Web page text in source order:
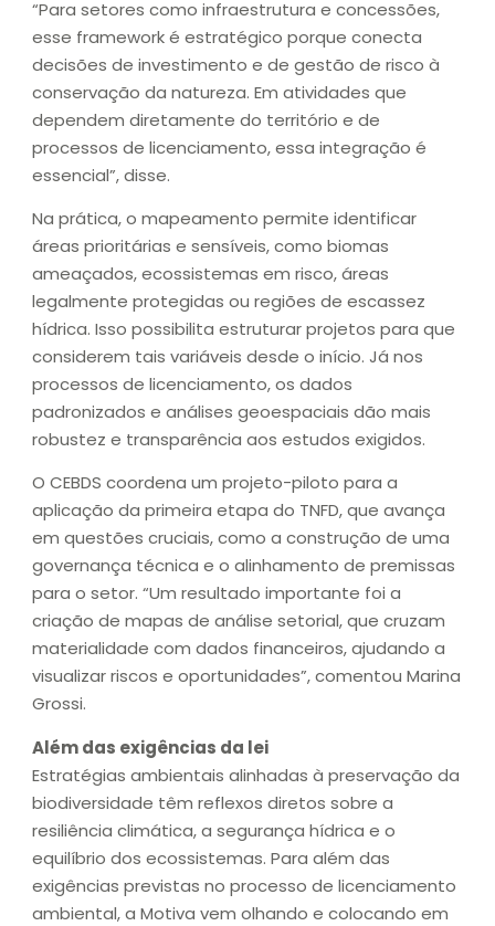
“Para setores como infraestrutura e concessões,
esse framework é estratégico porque conecta
decisões de investimento e de gestão de risco à
conservação da natureza. Em atividades que
dependem diretamente do território e de
processos de licenciamento, essa integração é
essencial”, disse.
Na prática, o mapeamento permite identificar
áreas prioritárias e sensíveis, como biomas
ameaçados, ecossistemas em risco, áreas
legalmente protegidas ou regiões de escassez
hídrica. Isso possibilita estruturar projetos para que
considerem tais variáveis desde o início. Já nos
processos de licenciamento, os dados
padronizados e análises geoespaciais dão mais
robustez e transparência aos estudos exigidos.
O CEBDS coordena um projeto-piloto para a
aplicação da primeira etapa do TNFD, que avança
em questões cruciais, como a construção de uma
governança técnica e o alinhamento de premissas
para o setor. “Um resultado importante foi a
criação de mapas de análise setorial, que cruzam
materialidade com dados financeiros, ajudando a
visualizar riscos e oportunidades”, comentou Marina
Grossi.
Além das exigências da lei
Estratégias ambientais alinhadas à preservação da
biodiversidade têm reflexos diretos sobre a
resiliência climática, a segurança hídrica e o
equilíbrio dos ecossistemas. Para além das
exigências previstas no processo de licenciamento
ambiental, a Motiva vem olhando e colocando em